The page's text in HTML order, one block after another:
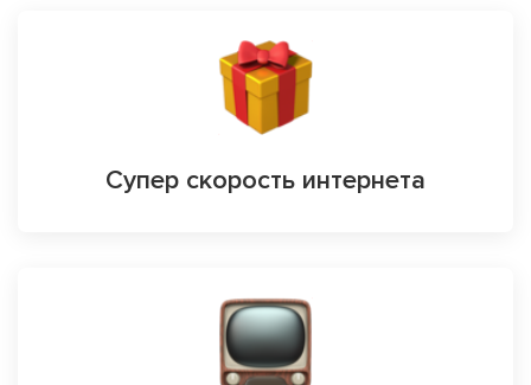
Супер скорость интернета